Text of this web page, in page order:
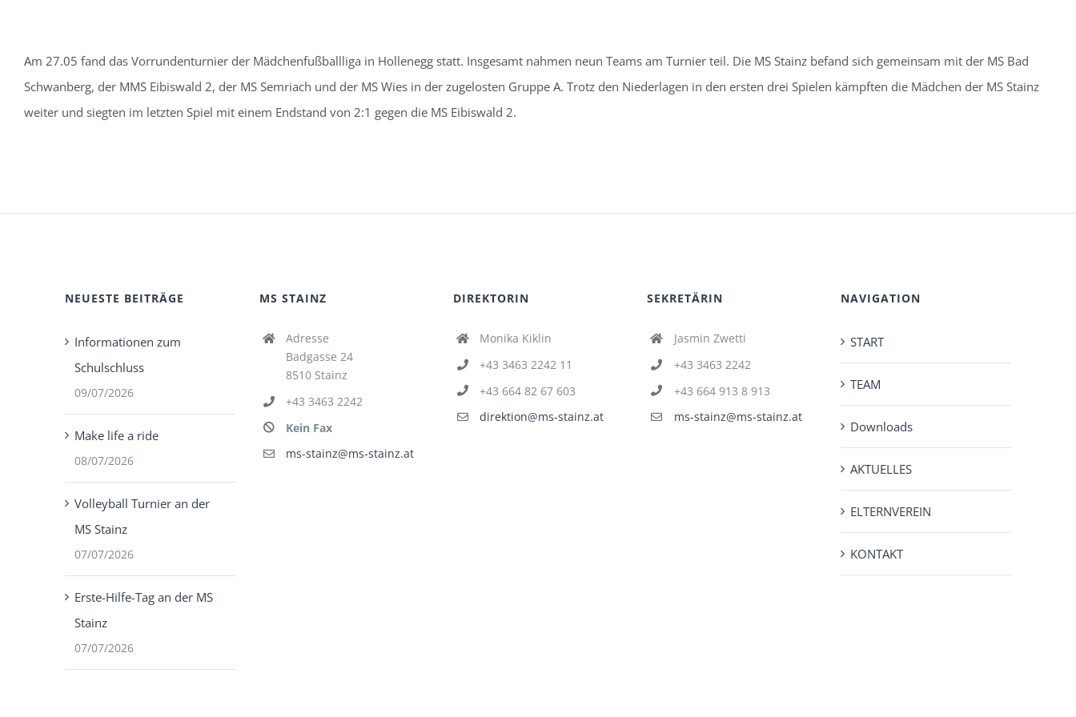
Am 27.05 fand das Vorrundenturnier der Mädchenfußballliga in Hollenegg statt. Insgesamt nahmen neun Teams am Turnier teil. Die MS Stainz befand sich gemeinsam mit der MS Bad
Schwanberg, der MMS Eibiswald 2, der MS Semriach und der MS Wies in der zugelosten Gruppe A. Trotz den Niederlagen in den ersten drei Spielen kämpften die Mädchen der MS Stainz
weiter und siegten im letzten Spiel mit einem Endstand von 2:1 gegen die MS Eibiswald 2.
NEUESTE BEITRÄGE
Informationen zum
Schulschluss
09/07/2026
Make life a ride
08/07/2026
Volleyball Turnier an der
MS Stainz
07/07/2026
Erste-Hilfe-Tag an der MS
Stainz
07/07/2026
MS STAINZ
Adresse
Badgasse 24
8510 Stainz
+43 3463 2242
Kein Fax
ms-stainz@ms-stainz.at
DIREKTORIN
Monika Kiklin
+43 3463 2242 11
+43 664 82 67 603
direktion@ms-stainz.at
SEKRETÄRIN
Jasmin Zwetti
+43 3463 2242
+43 664 913 8 913
ms-stainz@ms-stainz.at
NAVIGATION
START
TEAM
Downloads
AKTUELLES
ELTERNVEREIN
KONTAKT